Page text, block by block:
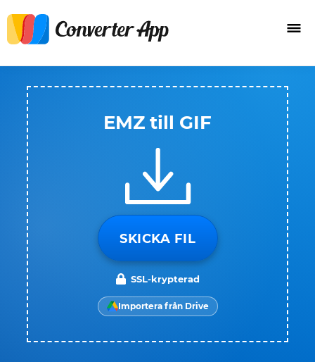
EMZ till GIF
SKICKA FIL
SSL-krypterad
Importera från Drive